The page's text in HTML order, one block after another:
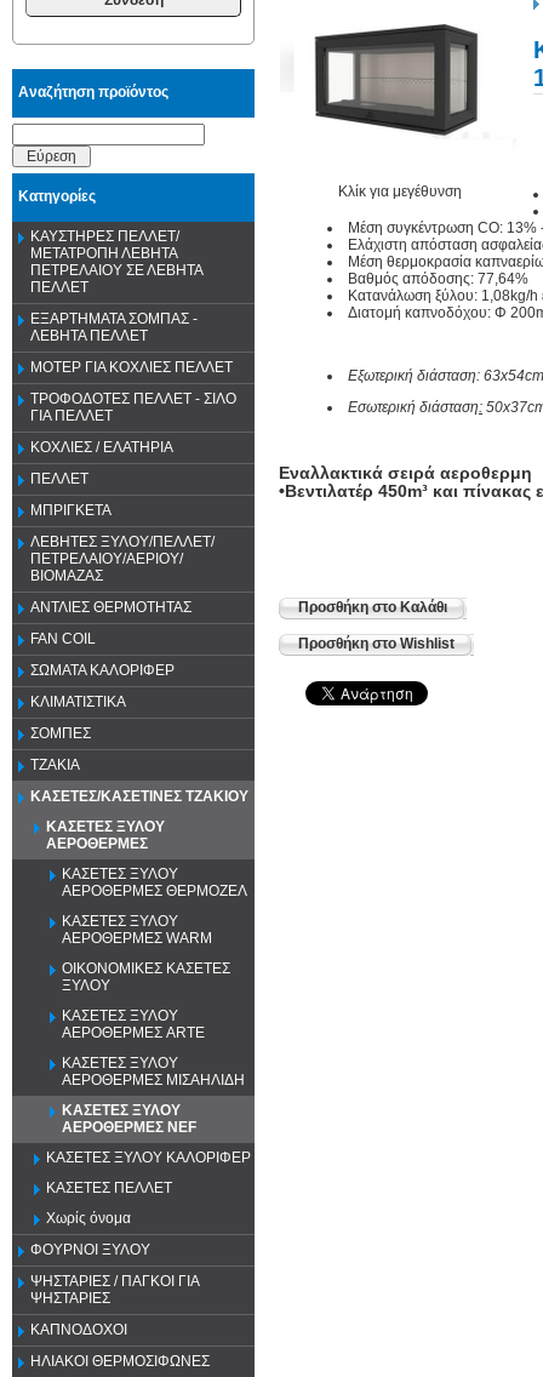
Αναζήτηση προϊόντος
Εύρεση
Κατηγορίες
ΚΑΥΣΤΗΡΕΣ ΠΕΛΛΕΤ/
ΜΕΤΑΤΡΟΠΗ ΛΕΒΗΤΑ
ΠΕΤΡΕΛΑΙΟΥ ΣΕ ΛΕΒΗΤΑ
ΠΕΛΛΕΤ
ΕΞΑΡΤΗΜΑΤΑ ΣΟΜΠΑΣ -
ΛΕΒΗΤΑ ΠΕΛΛΕΤ
ΜΟΤΕΡ ΓΙΑ ΚΟΧΛΙΕΣ ΠΕΛΛΕΤ
ΤΡΟΦΟΔΟΤΕΣ ΠΕΛΛΕΤ - ΣΙΛΟ
ΓΙΑ ΠΕΛΛΕΤ
ΚΟΧΛΙΕΣ / ΕΛΑΤΗΡΙΑ
ΠΕΛΛΕΤ
ΜΠΡΙΓΚΕΤΑ
ΛΕΒΗΤΕΣ ΞΥΛΟΥ/ΠΕΛΛΕΤ/
ΠΕΤΡΕΛΑΙΟΥ/ΑΕΡΙΟΥ/
ΒΙΟΜΑΖΑΣ
ΑΝΤΛΙΕΣ ΘΕΡΜΟΤΗΤΑΣ
FAN COIL
ΣΩΜΑΤΑ ΚΑΛΟΡΙΦΕΡ
ΚΛΙΜΑΤΙΣΤΙΚΑ
ΣΟΜΠΕΣ
ΤΖΑΚΙΑ
ΚΑΣΕΤΕΣ/ΚΑΣΕΤΙΝΕΣ ΤΖΑΚΙΟΥ
ΚΑΣΕΤΕΣ ΞΥΛΟΥ
ΑΕΡΟΘΕΡΜΕΣ
ΚΑΣΕΤΕΣ ΞΥΛΟΥ
ΑΕΡΟΘΕΡΜΕΣ ΘΕΡΜΟΖΕΛ
ΚΑΣΕΤΕΣ ΞΥΛΟΥ
ΑΕΡΟΘΕΡΜΕΣ WARM
ΟΙΚΟΝΟΜΙΚΕΣ ΚΑΣΕΤΕΣ
ΞΥΛΟΥ
ΚΑΣΕΤΕΣ ΞΥΛΟΥ
ΑΕΡΟΘΕΡΜΕΣ ARTE
ΚΑΣΕΤΕΣ ΞΥΛΟΥ
ΑΕΡΟΘΕΡΜΕΣ ΜΙΣΑΗΛΙΔΗ
ΚΑΣΕΤΕΣ ΞΥΛΟΥ
ΑΕΡΟΘΕΡΜΕΣ NEF
ΚΑΣΕΤΕΣ ΞΥΛΟΥ ΚΑΛΟΡΙΦΕΡ
ΚΑΣΕΤΕΣ ΠΕΛΛΕΤ
Χωρίς όνομα
ΦΟΥΡΝΟΙ ΞΥΛΟΥ
ΨΗΣΤΑΡΙΕΣ / ΠΑΓΚΟΙ ΓΙΑ
ΨΗΣΤΑΡΙΕΣ
ΚΑΠΝΟΔΟΧΟΙ
ΗΛΙΑΚΟΙ ΘΕΡΜΟΣΙΦΩΝΕΣ
Κλίκ για μεγέθυνση
Μέση συγκέντρωση CO: 13%
Ελάχιστη απόσταση
Μέση θερμοκρασία
Βαθμός απόδοσης: 77,64%
Κατανάλωση ξύλου: 1,08kg/h
Διατομή καπνοδόχου: Φ 200
Εξωτερική διάσταση: 63x54cm
Εσωτερική διάσταση:
Εναλλακτικά σειρά αεροθερμη
•Βεντιλατέρ 450m³ και
Προσθήκη στο Καλάθι
Προσθήκη στο Wishlist